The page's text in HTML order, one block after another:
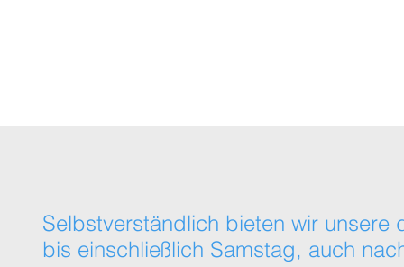
Selbstverständlich bieten wir unsere
bis einschließlich Samstag, auch